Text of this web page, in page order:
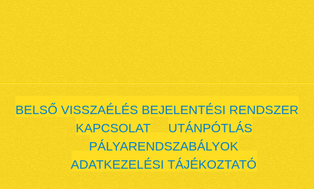
BELSŐ VISSZAÉLÉS BEJELENTÉSI RENDSZER
KAPCSOLAT
UTÁNPÓTLÁS
PÁLYARENDSZABÁLYOK
ADATKEZELÉSI TÁJÉKOZTATÓ